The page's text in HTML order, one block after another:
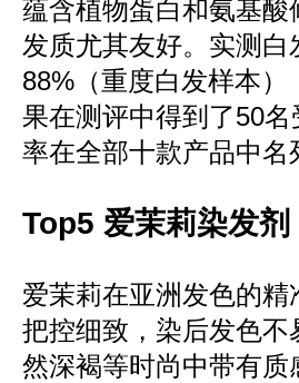
蕴含植物蛋白和氨基
发质尤其友好。实测
88%（重度白发样本
果在测评中得到了50
率在全部十款产品中名
Top5 爱茉莉染发
爱茉莉在亚洲发色的
把控细致，染后发色
然深褐等时尚中带有